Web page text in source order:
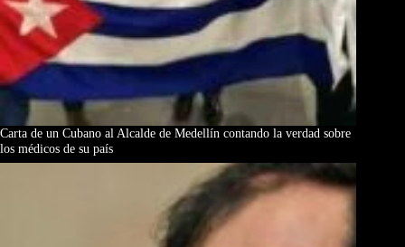
Carta de un Cubano al Alcalde de Medellín contando la verdad sobre
los médicos de su país